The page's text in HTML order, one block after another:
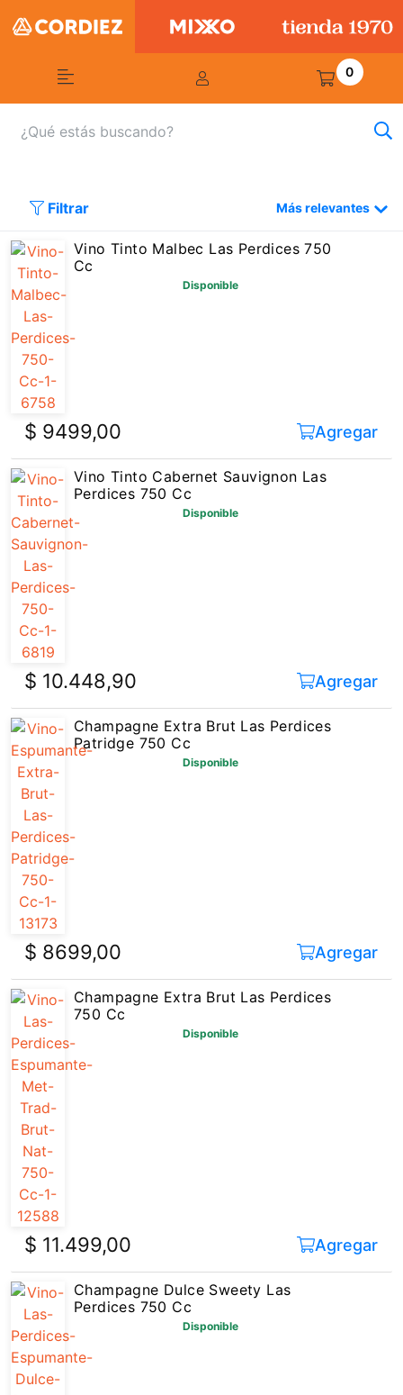
0
Filtrar Más relevantes
Vino Tinto Malbec Las Perdices 750
Cc
Disponible
$ 9499,00 Agregar
Vino Tinto Cabernet Sauvignon Las
Perdices 750 Cc
Disponible
$ 10.448,90 Agregar
Champagne Extra Brut Las Perdices
Patridge 750 Cc
Disponible
$ 8699,00 Agregar
Champagne Extra Brut Las Perdices
750 Cc
Disponible
$ 11.499,00 Agregar
Champagne Dulce Sweety Las
Perdices 750 Cc
Disponible